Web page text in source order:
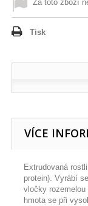
Za toto zboží
Tisk
VÍCE
Extrudovaná
protein). Vyrábí
vločky
hmota se při